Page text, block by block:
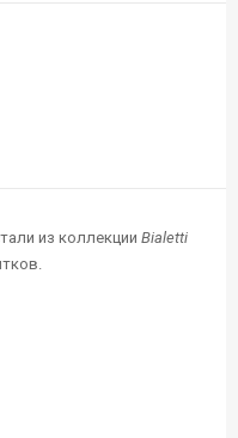
из коллекции Bialetti